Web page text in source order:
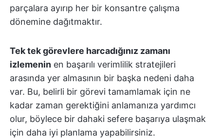
parçalara ayırıp her bir konsantre çalışma
dönemine dağıtmaktır.
Tek tek görevlere harcadığınız zamanı
izlemenin en başarılı verimlilik stratejileri
arasında yer almasının bir başka nedeni daha
var. Bu, belirli bir görevi tamamlamak için ne
kadar zaman gerektiğini anlamanıza yardımcı
olur, böylece bir dahaki sefere başarıya ulaşmak
için daha iyi planlama yapabilirsiniz.